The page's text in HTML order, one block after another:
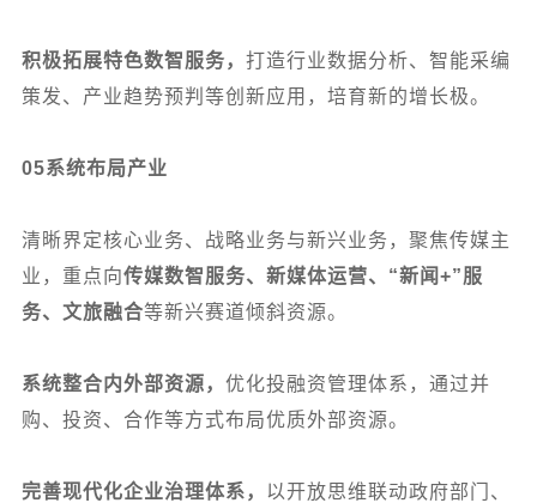
积极拓展特色数智服务， 打造行业数据分析、智能采编
策发、产业趋势预判等创新应用，培育新的增长极。
05系统布局产业
清晰界定核心业务、战略业务与新兴业务，聚焦传媒主
业，重点向传媒数智服务、新媒体运营、“新闻+”服
务、文旅融合等新兴赛道倾斜资源。
系统整合内外部资源， 优化投融资管理体系，通过并
购、投资、合作等方式布局优质外部资源。
完善现代化企业治理体系， 以开放思维联动政府部门、